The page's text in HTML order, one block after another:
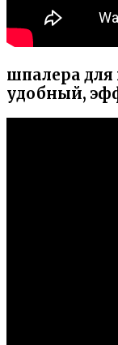
шпалера
удобный,